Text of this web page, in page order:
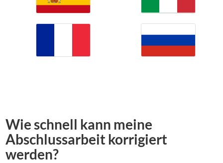
Wie schnell kann meine
Abschlussarbeit korrigiert
werden?